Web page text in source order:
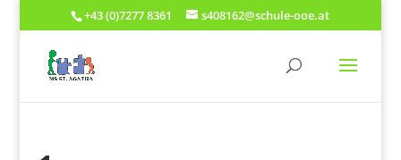
+43 (0)7277 8361 s408162@schule-ooe.at